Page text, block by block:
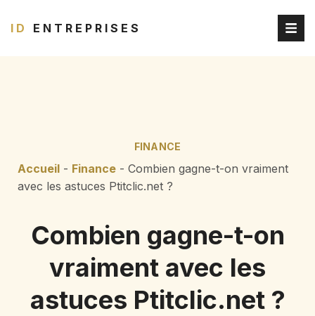
ID ENTREPRISES
FINANCE
Accueil - Finance - Combien gagne-t-on vraiment
avec les astuces Ptitclic.net ?
Combien gagne-t-on
vraiment avec les
astuces Ptitclic.net ?